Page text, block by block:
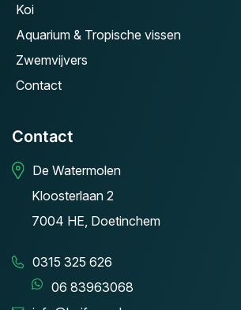
Koi
Aquarium & Tropische vissen
Zwemvijvers
Contact
Contact
De Watermolen
Kloosterlaan 2
7004 HE, Doetinchem
0315 325 626
06 83963068